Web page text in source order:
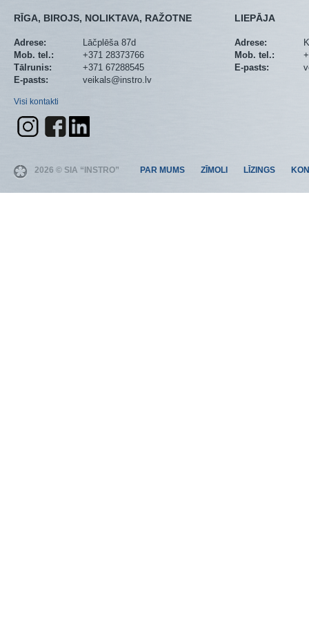
RĪGA, BIROJS, NOLIKTAVA, RAŽOTNE
Adrese:
Lāčplēša 87d
Mob. tel.:
+371 28373766
Tālrunis:
+371 67288545
E-pasts:
veikals@instro.lv
Visi kontakti
LIEPĀJA
Adrese:
Mob. tel.:
E-pasts:
2026 © SIA “INSTRO” PAR MUMS ZĪMOLI LĪZINGS